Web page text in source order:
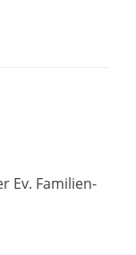
Ev. Familien-